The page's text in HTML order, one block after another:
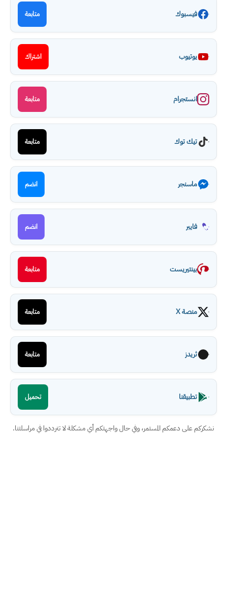
فيسبوك متابعة
يوتيوب اشتراك
انستجرام متابعة
تيك توك متابعة
ماسنجر انضم
فايبر انضم
بينتيريست متابعة
منصة X متابعة
ثريدز متابعة
تطبيقنا تحميل
نشكركم على دعمكم المستمر، وفي حال واجهتكم أي مشكلة لا تترددوا في مراسلتنا.